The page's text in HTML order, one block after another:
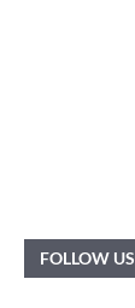
FOLLOW US